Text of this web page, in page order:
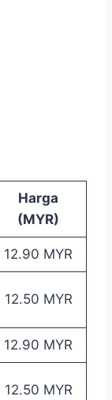
Harga
(MYR)
12.90 MYR
12.50 MYR
12.90 MYR
12.50 MYR